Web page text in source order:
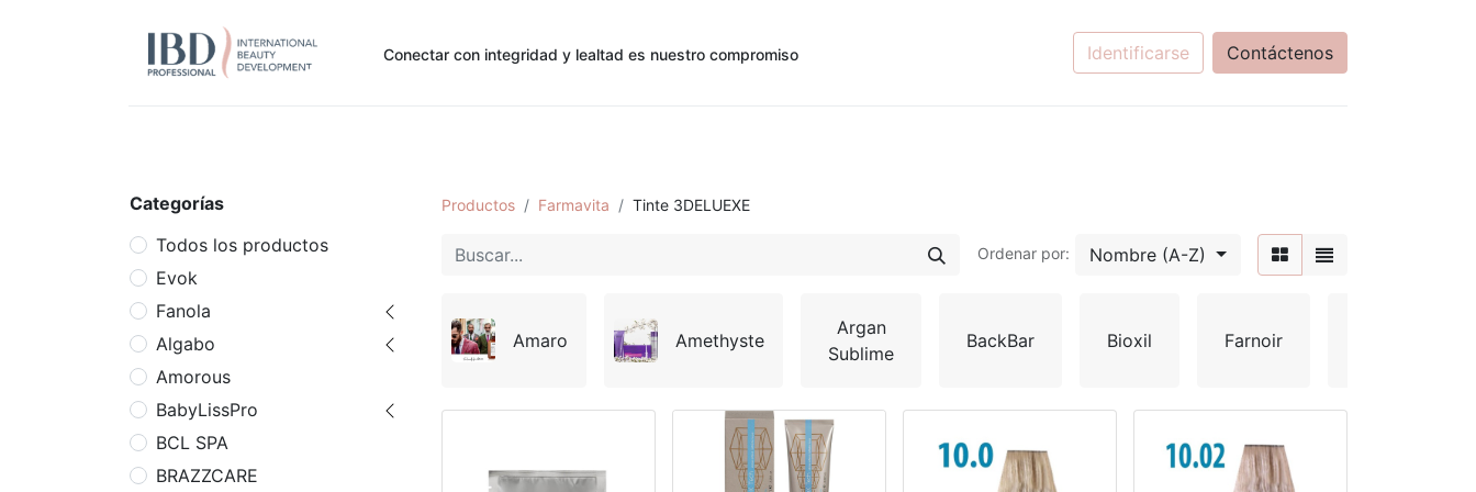
Conectar con integridad y lealtad es nuestro compromiso Identificarse Contáctenos
Categorías
Todos los productos
Evok
Fanola
Algabo
Amorous
BabyLissPro
BCL SPA
BRAZZCARE
Productos Farmavita Tinte 3DELUEXE
Ordenar por: Nombre (A-Z)
Amaro Amethyste
Argan
Sublime
BackBar Bioxil Farnoir